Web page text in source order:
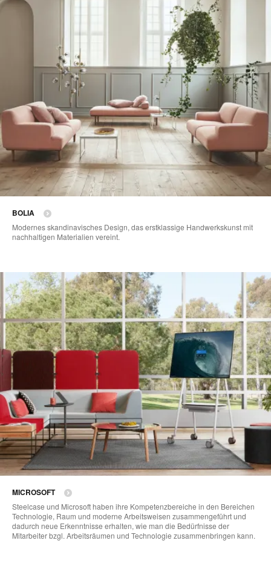
BOLIA
Modernes skandinavisches Design, das erstklassige Handwerkskunst mit
nachhaltigen Materialien vereint.
MICROSOFT
Steelcase und Microsoft haben ihre Kompetenzbereiche in den Bereichen
Technologie, Raum und moderne Arbeitsweisen zusammengeführt und
dadurch neue Erkenntnisse erhalten, wie man die Bedürfnisse der
Mitarbeiter bzgl. Arbeitsräumen und Technologie zusammenbringen kann.